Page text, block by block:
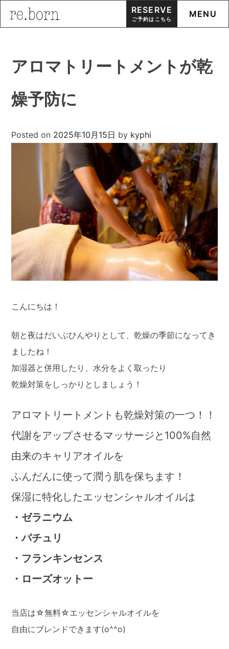
content
RESERVE
ご予約はこちら MENU
アロマトリートメントが乾
燥予防に
Posted on 2025年10月15日 by kyphi
こんにちは！
朝と夜はだいぶひんやりとして、乾燥の季節になってき
ましたね！
加湿器と併用したり、水分をよく取ったり
乾燥対策をしっかりとしましょう！
アロマトリートメントも乾燥対策の一つ！！
代謝をアップさせるマッサージと100%自然
由来のキャリアオイルを
ふんだんに使って潤う肌を保ちます！
保湿に特化したエッセンシャルオイルは
・ゼラニウム
・パチュリ
・フランキンセンス
・ローズオットー
当店は☆無料☆エッセンシャルオイルを
自由にブレンドできます(o^^o)